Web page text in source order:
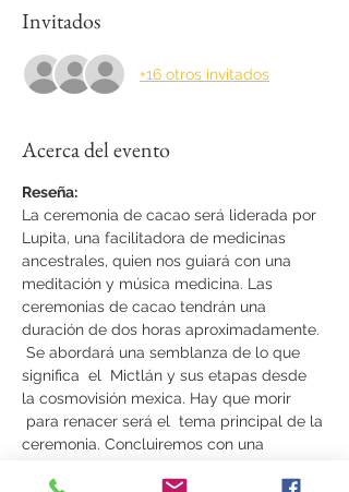
Invitados
+16 otros invitados
Acerca del evento
Reseña:
La ceremonia de cacao será liderada por
Lupita, una facilitadora de medicinas
ancestrales, quien nos guiará con una
meditación y música medicina. Las
ceremonias de cacao tendrán una
duración de dos horas aproximadamente.
Se abordará una semblanza de lo que
significa  el  Mictlán y sus etapas desde
la cosmovisión mexica. Hay que morir
para renacer será el  tema principal de la
ceremonia. Concluiremos con una